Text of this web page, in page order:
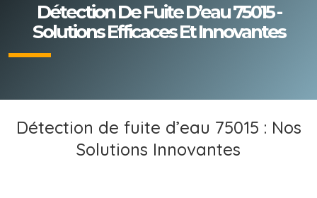
Détection De Fuite D’eau 75015 -
Solutions Efficaces Et Innovantes
Détection de fuite d’eau 75015 : Nos
Solutions Innovantes